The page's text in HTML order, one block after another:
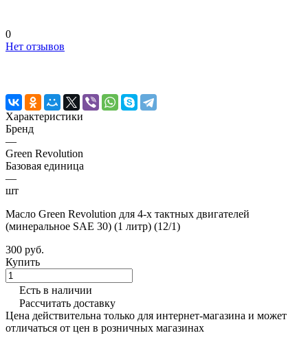
0
Нет отзывов
Характеристики
Бренд
—
Green Revolution
Базовая единица
—
шт
Масло Green Revolution для 4-х тактных двигателей
(минеральное SAE 30) (1 литр) (12/1)
300 руб.
Купить
Есть в наличии
Рассчитать доставку
Цена действительна только для интернет-магазина и может
отличаться от цен в розничных магазинах